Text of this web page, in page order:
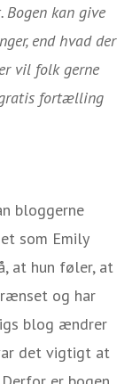
Bogen kan give
end hvad der
vil folk gerne
gratis fortælling
bloggerne
som Emily
at hun føler, at
og har
blog ændrer
det vigtigt at